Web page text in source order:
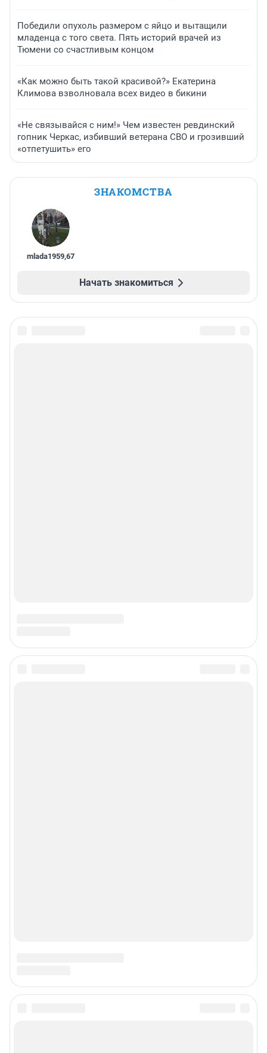
Победили опухоль размером с яйцо и вытащили
младенца с того света. Пять историй врачей из
Тюмени со счастливым концом
«Как можно быть такой красивой?» Екатерина
Климова взволновала всех видео в бикини
«Не связывайся с ним!» Чем известен ревдинский
гопник Черкас, избивший ветерана СВО и грозивший
«отпетушить» его
ЗНАКОМСТВА
mlada1959,67
Начать знакомиться